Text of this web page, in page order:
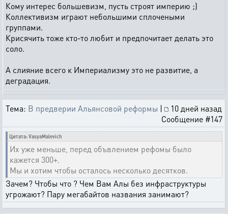
Кому интерес большевизм, пусть строят империю ;)
Коллективизм играют небольшими сплочеными
группами.
Крисячить тоже кто-то любит и предпочитает делать это
соло.
А слияние всего к Империализму это не развитие, а
деградация.
Тема: В предверии Альянсовой реформы |
10 дней назад
Сообщение #147
Цитата: VasyaMalevich
Их уже меньше, перед объвлением рефомы было
кажется 300+.
Мы и хотим чтобы осталось несколько десятков.
Зачем? Чтобы что ? Чем Вам Алы без инфраструктуры
угрожают? Пару мегабайтов названия занимают?